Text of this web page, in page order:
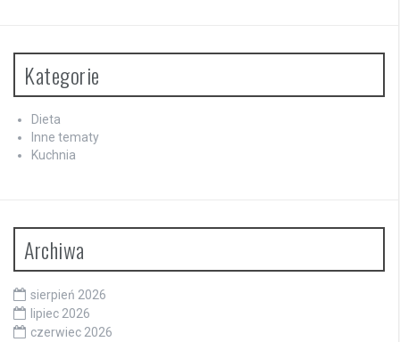
Kategorie
Dieta
Inne tematy
Kuchnia
Archiwa
sierpień 2026
lipiec 2026
czerwiec 2026